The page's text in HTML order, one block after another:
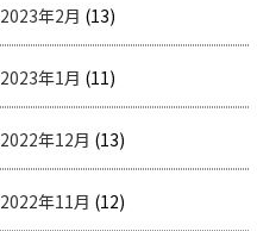
2023年2月 (13)
2023年1月 (11)
2022年12月 (13)
2022年11月 (12)